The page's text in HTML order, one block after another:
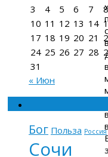
с
в
3
4 5 6 7 8
10 11 12 13 14
17 18 19 20 21
24 25 26 27 28
31
« Июн
Бог Польза Россия
Сочи